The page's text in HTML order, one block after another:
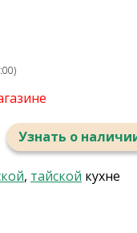
Узнать о
, тайской кухне